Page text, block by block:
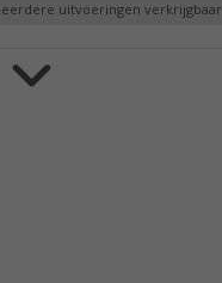
uitvoeringen verkrijgbaar